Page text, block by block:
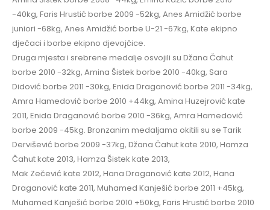
-40kg, Faris Hrustić borbe 2009 -52kg, Anes Amidžić borbe
juniori -68kg, Anes Amidžić borbe U-21 -67kg, Kate ekipno
dječaci i borbe ekipno djevojčice.
Druga mjesta i srebrene medalje osvojili su Džana Čahut
borbe 2010 -32kg, Amina Šistek borbe 2010 -40kg, Sara
Didović borbe 2011 -30kg, Enida Draganović borbe 2011 -34kg,
Amra Hamedović borbe 2010 +44kg, Amina Huzejrović kate
2011, Enida Draganović borbe 2010 -36kg, Amra Hamedović
borbe 2009 -45kg. Bronzanim medaljama okitili su se Tarik
Dervišević borbe 2009 -37kg, Džana Čahut kate 2010, Hamza
Čahut kate 2013, Hamza Šistek kate 2013,
Mak Zečević kate 2012, Hana Draganović kate 2012, Hana
Draganović kate 2011, Muhamed Kanješić borbe 2011 +45kg,
Muhamed Kanješić borbe 2010 +50kg, Faris Hrustić borbe 2010